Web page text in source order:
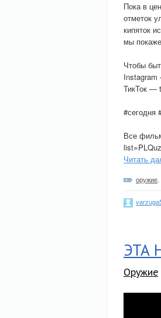
Пока в
отметок
кипяток
мы
Чтобы
ТикТок —
#сегодня
Все
Читать
оружие
ЭТА
Оружие